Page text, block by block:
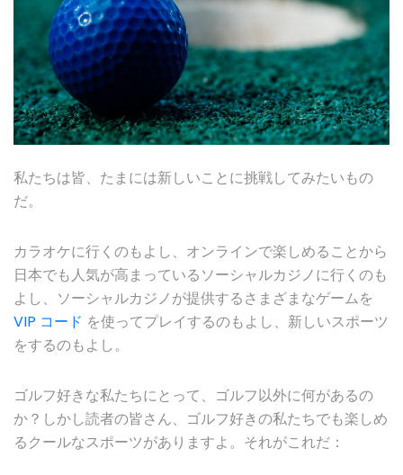
私たちは皆、たまには新しいことに挑戦してみたいもの
だ。
カラオケに行くのもよし、オンラインで楽しめることから
日本でも人気が高まっているソーシャルカジノに行くのも
よし、ソーシャルカジノが提供するさまざまなゲームを
VIP コード を使ってプレイするのもよし、新しいスポーツ
をするのもよし。
ゴルフ好きな私たちにとって、ゴルフ以外に何があるの
か？しかし読者の皆さん、ゴルフ好きの私たちでも楽しめ
るクールなスポーツがありますよ。それがこれだ：